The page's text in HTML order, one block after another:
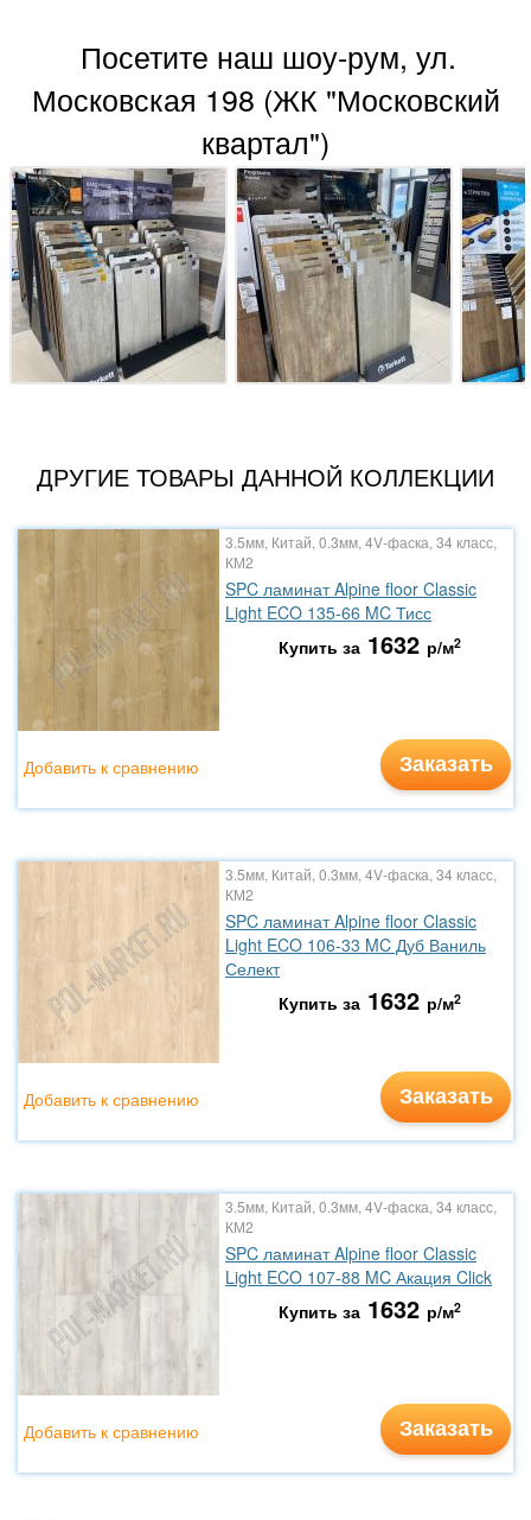
Посетите наш шоу-рум, ул.
Московская 198 (ЖК "Московский
квартал")
ДРУГИЕ ТОВАРЫ ДАННОЙ КОЛЛЕКЦИИ
3.5мм, Китай, 0.3мм, 4V-фаска, 34 класс,
КМ2
SPC ламинат Alpine floor Classic
Light ECO 135-66 MC Тисс
Купить за 1632 р/м2
Заказать
Добавить к сравнению
3.5мм, Китай, 0.3мм, 4V-фаска, 34 класс,
КМ2
SPC ламинат Alpine floor Classic
Light ECO 106-33 MC Дуб Ваниль
Селект
Купить за 1632 р/м2
Заказать
Добавить к сравнению
3.5мм, Китай, 0.3мм, 4V-фаска, 34 класс,
КМ2
SPC ламинат Alpine floor Classic
Light ECO 107-88 MC Акация Click
Купить за 1632 р/м2
Заказать
Добавить к сравнению